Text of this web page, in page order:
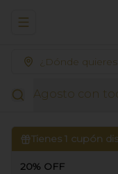
Abrir menu de
¿Dónde
Agosto con
Tienes 1 cupón
20% OFF